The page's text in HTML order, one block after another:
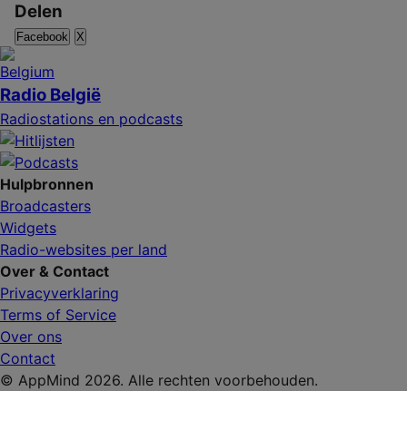
Delen
Facebook X
Radio België
Radiostations en podcasts
Hulpbronnen
Broadcasters
Widgets
Radio-websites per land
Over & Contact
Privacyverklaring
Terms of Service
Over ons
Contact
© AppMind 2026. Alle rechten voorbehouden.